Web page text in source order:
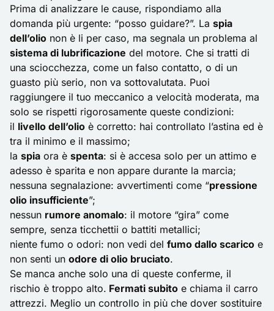
Prima di analizzare le cause, rispondiamo alla
domanda più urgente: “posso guidare?”. La spia
dell’olio non è li per caso, ma segnala un problema al
sistema di lubrificazione del motore. Che si tratti di
una sciocchezza, come un falso contatto, o di un
guasto più serio, non va sottovalutata. Puoi
raggiungere il tuo meccanico a velocità moderata, ma
solo se rispetti rigorosamente queste condizioni:
il livello dell’olio è corretto: hai controllato l’astina ed è
tra il minimo e il massimo;
la spia ora è spenta: si è accesa solo per un attimo e
adesso è sparita e non appare durante la marcia;
nessuna segnalazione: avvertimenti come “pressione
olio insufficiente”;
nessun rumore anomalo: il motore “gira” come
sempre, senza ticchettii o battiti metallici;
niente fumo o odori: non vedi del fumo dallo scarico e
non senti un odore di olio bruciato.
Se manca anche solo una di queste conferme, il
rischio è troppo alto. Fermati subito e chiama il carro
attrezzi. Meglio un controllo in più che dover sostituire